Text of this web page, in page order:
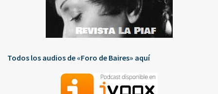
Todos los audios de «Foro de Baires» aquí